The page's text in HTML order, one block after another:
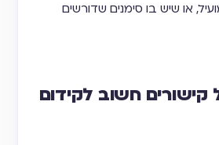
או שיש בו סימנים שדורשים
קישורים חשוב לקידום